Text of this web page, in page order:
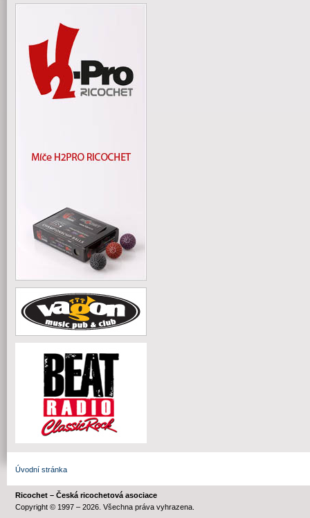
Úvodní stránka
Ricochet – Česká ricochetová asociace
Copyright © 1997 – 2026. Všechna práva vyhrazena.